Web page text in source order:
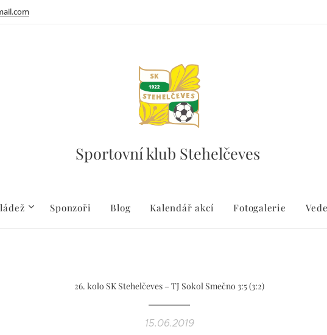
Sportovní klub Stehelčeves
Sponzoři Blog Kalendář akcí Fotogalerie
26. kolo SK Stehelčeves – TJ Sokol Smečno 3:5 (3:2)
15.06.2019